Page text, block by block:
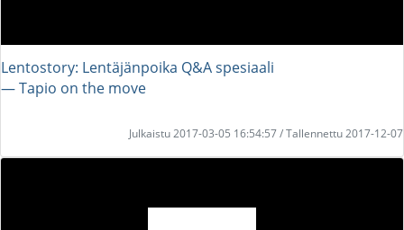
Lentostory: Lentäjänpoika Q&A spesiaali
― Tapio on the move
Julkaistu 2017-03-05 16:54:57 / Tallennettu 2017-12-07